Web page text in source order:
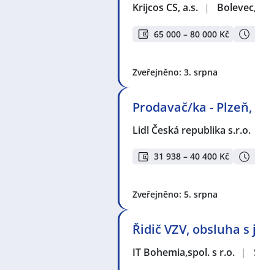
Krijcos CS, a.s. |
65 000 – 80 000 Kč
Zveřejněno: 3. srpna
Prodavač/ka -
Lidl Česká republika s.r.o.
31 938 – 40 400 Kč
Zveřejněno: 5. srpna
Řidič VZV, obsluha
IT Bohemia,spol. s r.o. |